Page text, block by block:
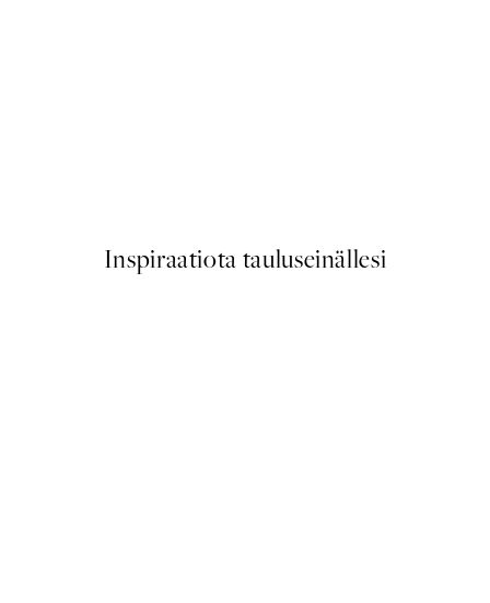
Inspiraatiota tauluseinällesi